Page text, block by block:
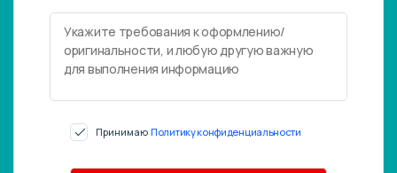
Принимаю Политику конфиденциальности